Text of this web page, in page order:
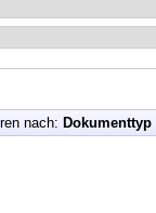
nach: Dokumenttyp|